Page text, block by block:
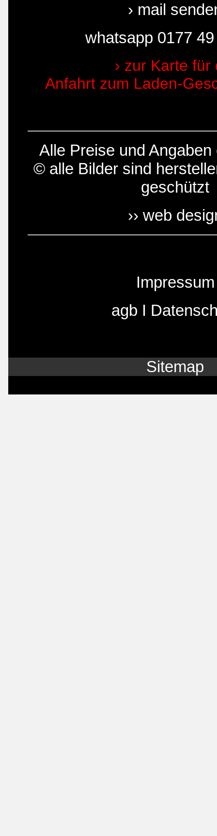
› mail
whatsapp 0177
› zur Karte für
Anfahrt zum Laden-
Alle Preise und
© alle Bilder sind
geschützt
›› web
Impressum
agb I
Sitemap